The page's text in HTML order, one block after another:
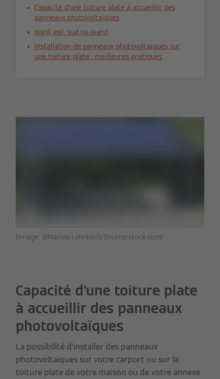
Capacité d’une toiture plate à accueillir des
panneaux photovoltaïques
Nord, est, sud ou ouest
Installation de panneaux photovoltaïques sur
une toiture plate : meilleures pratiques
(Image: ©Marina Lohrbach/Shutterstock.com)
Capacité d’une toiture plate
à accueillir des panneaux
photovoltaïques
La possibilité d’installer des panneaux
photovoltaïques sur votre carport ou sur la
toiture plate de votre maison ou de votre annexe